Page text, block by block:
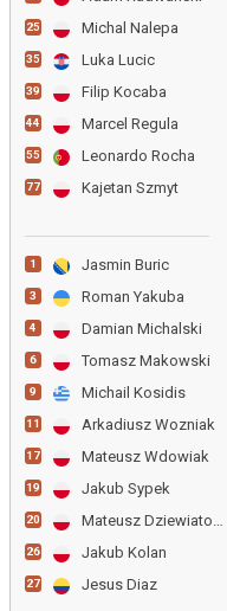
25 Michal Nalepa
35 Luka Lucic
39 Filip Kocaba
44 Marcel Regula
55 Leonardo Rocha
77 Kajetan Szmyt
1 Jasmin Buric
3 Roman Yakuba
4 Damian Michalski
6 Tomasz Makowski
9 Michail Kosidis
11 Arkadiusz Wozniak
17 Mateusz Wdowiak
19 Jakub Sypek
20 Mateusz Dziewiatowski
26 Jakub Kolan
27 Jesus Diaz